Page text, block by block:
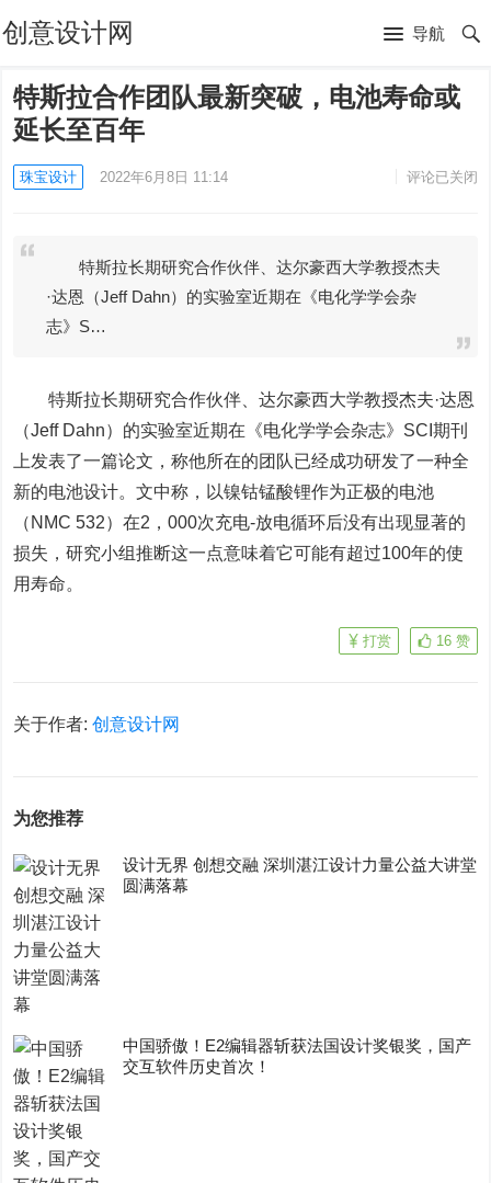
创意设计网 导航
特斯拉合作团队最新突破，电池寿命或
延长至百年
珠宝设计 2022年6月8日 11:14 评论已关闭
特斯拉长期研究合作伙伴、达尔豪西大学教授杰夫
·达恩（Jeff Dahn）的实验室近期在《电化学学会杂
志》S…
特斯拉长期研究合作伙伴、达尔豪西大学教授杰夫·达恩
（Jeff Dahn）的实验室近期在《电化学学会杂志》SCI期刊
上发表了一篇论文，称他所在的团队已经成功研发了一种全
新的电池设计。文中称，以镍钴锰酸锂作为正极的电池
（NMC 532）在2，000次充电-放电循环后没有出现显著的
损失，研究小组推断这一点意味着它可能有超过100年的使
用寿命。
16 赞
打赏
关于作者:创意设计网
为您推荐
设计无界 创想交融 深圳湛江设计力量公益大讲堂
圆满落幕
中国骄傲！E2编辑器斩获法国设计奖银奖，国产
交互软件历史首次！